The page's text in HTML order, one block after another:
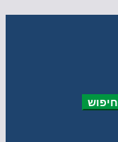
חיפוש